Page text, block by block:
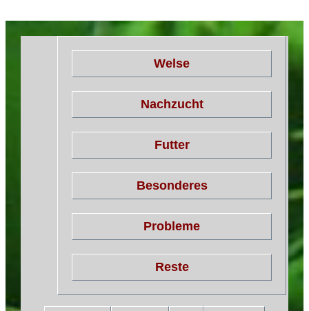
Welse
Nachzucht
Futter
Besonderes
Probleme
Reste